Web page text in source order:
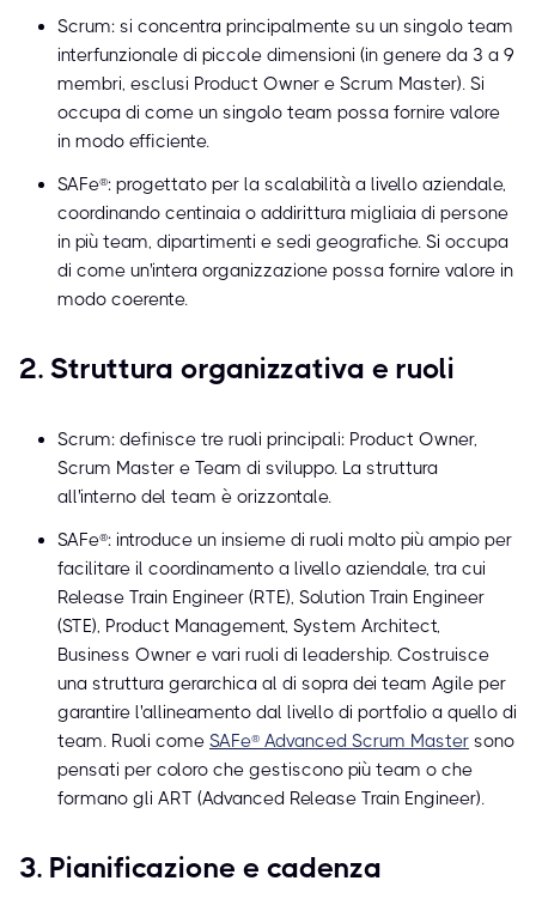
Scrum: si concentra principalmente su un singolo team
interfunzionale di piccole dimensioni (in genere da 3 a 9
membri, esclusi Product Owner e Scrum Master). Si
occupa di come un singolo team possa fornire valore
in modo efficiente.
SAFe®: progettato per la scalabilità a livello aziendale,
coordinando centinaia o addirittura migliaia di persone
in più team, dipartimenti e sedi geografiche. Si occupa
di come un'intera organizzazione possa fornire valore in
modo coerente.
2. Struttura organizzativa e ruoli
Scrum: definisce tre ruoli principali: Product Owner,
Scrum Master e Team di sviluppo. La struttura
all'interno del team è orizzontale.
SAFe®: introduce un insieme di ruoli molto più ampio per
facilitare il coordinamento a livello aziendale, tra cui
Release Train Engineer (RTE), Solution Train Engineer
(STE), Product Management, System Architect,
Business Owner e vari ruoli di leadership. Costruisce
una struttura gerarchica al di sopra dei team Agile per
garantire l'allineamento dal livello di portfolio a quello di
team. Ruoli come SAFe® Advanced Scrum Master sono
pensati per coloro che gestiscono più team o che
formano gli ART (Advanced Release Train Engineer).
3. Pianificazione e cadenza